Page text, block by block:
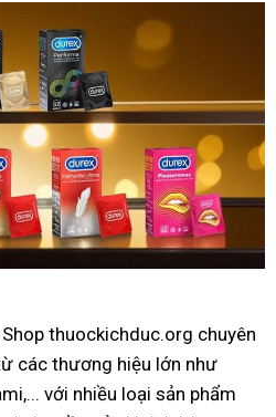
Shop thuockichduc.org chuyên
các thương hiệu lớn như
với nhiều loại sản phẩm